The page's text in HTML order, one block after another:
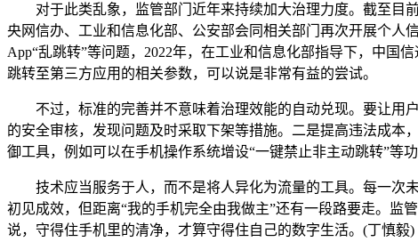
对于此类乱象，监管部门近年来持续加大治理力度。截至目前
央网信办、工业和信息化部、公安部会同相关部门再次开展个人
App“乱跳转”等问题，2022年，在工业和信息化部指导下，中国
跳转至第三方应用的相关参数，可以说是非常有益的尝试。
不过，标准的完善并不意味着治理效能的自动兑现。要让用户
的安全审核，发现问题及时采取下架等措施。二是提高违法成本
御工具，例如可以在手机操作系统增设“一键禁止非主动跳转”等
技术应当服务于人，而不是将人异化为流量的工具。每一次未
初见成效，但距离“我的手机完全由我做主”还有一段路要走。
说，守得住手机里的清净，才算守得住自己的数字生活。(丁慎毅)